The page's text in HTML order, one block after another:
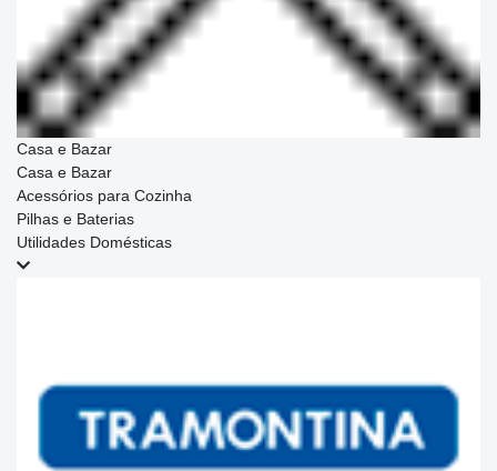
Casa e Bazar
Casa e Bazar
Acessórios para Cozinha
Pilhas e Baterias
Utilidades Domésticas